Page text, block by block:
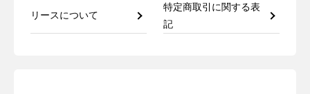
リースについて
特定商取引に関する表
記